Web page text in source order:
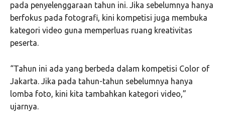
pada penyelenggaraan tahun ini. Jika sebelumnya hanya
berfokus pada fotografi, kini kompetisi juga membuka
kategori video guna memperluas ruang kreativitas
peserta.
“Tahun ini ada yang berbeda dalam kompetisi Color of
Jakarta. Jika pada tahun-tahun sebelumnya hanya
lomba foto, kini kita tambahkan kategori video,”
ujarnya.